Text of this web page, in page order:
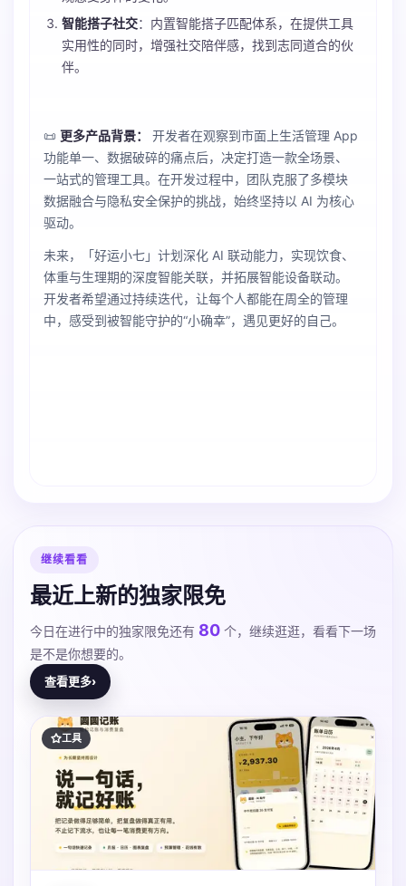
智能搭子社交：内置智能搭子匹配体系，在提供工具
实用性的同时，增强社交陪伴感，找到志同道合的伙
伴。
📜 更多产品背景：
开发者在观察到市面上生活管理 App
功能单一、数据破碎的痛点后，决定打造一款全场景、
一站式的管理工具。在开发过程中，团队克服了多模块
数据融合与隐私安全保护的挑战，始终坚持以 AI 为核心
驱动。
未来，「好运小七」计划深化 AI 联动能力，实现饮食、
体重与生理期的深度智能关联，并拓展智能设备联动。
开发者希望通过持续迭代，让每个人都能在周全的管理
中，感受到被智能守护的“小确幸”，遇见更好的自己。
继续看看
最近上新的独家限免
今日在进行中的独家限免还有 80 个，继续逛逛，看看下一场
是不是你想要的。
查看更多›
工具